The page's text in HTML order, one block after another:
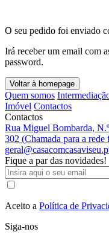
O seu pedido foi enviado
Irá receber um email com
password.
Voltar à homepage
Quem somos
Imóvel Contactos
Contactos
Rua Miguel Bombarda,
302 (Chamada para a
Fique a par das novidades!
Aceito a Política de
Siga-nos